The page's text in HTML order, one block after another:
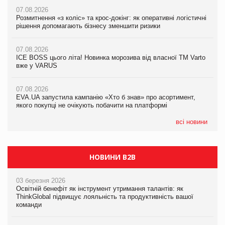
07.08.2026
Розмитнення «з коліс» та крос-докінг: як оперативні логістичні
рішення допомагають бізнесу зменшити ризики
07.08.2026
ICE BOSS цього літа! Новинка морозива від власної ТМ Varto
вже у VARUS
07.08.2026
EVA.UA запустила кампанію «Хто б знав» про асортимент,
якого покупці не очікують побачити на платформі
всі новини
07.08.2026
Розмитнення «з коліс» та крос-докінг: як оперативні логістичні
рішення допомагають бізнесу зменшити ризики
07.08.2026
ICE BOSS цього літа! Новинка морозива від власної ТМ Varto
вже у VARUS
07.08.2026
EVA.UA запустила кампанію «Хто б знав» про асортимент,
якого покупці не очікують побачити на платформі
07.08.2026
Kraft Heinz скоротила збиток у першому півріччі
Продажі Hugo Boss впали на 9%
НОВИНИ B2B
03 березня 2026
Освітній бенефіт як інструмент утримання талантів: як
ThinkGlobal підвищує лояльність та продуктивність вашої
команди